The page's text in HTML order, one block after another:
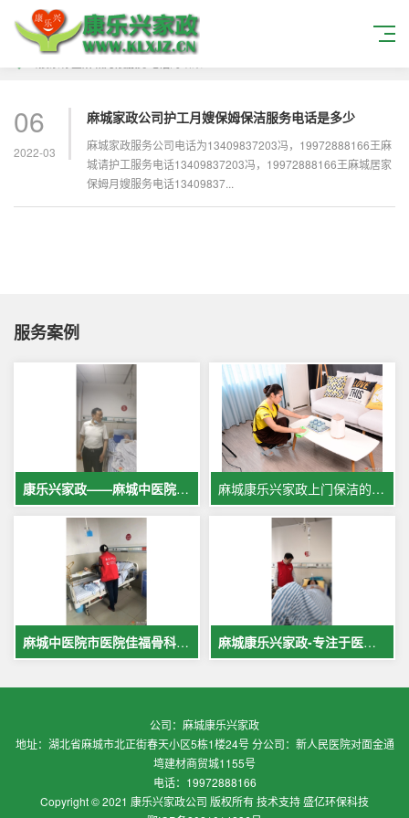
06
2022-03
麻城家政公司护工月嫂保姆保洁服务电话是多少
麻城家政服务公司电话为13409837203冯，19972888166王麻
城请护工服务电话13409837203冯，19972888166王麻城居家
保姆月嫂服务电话13409837...
服务案例
康乐兴家政——麻城中医院专业护工服务，让爱与专业同行 麻城康乐兴家政上门保洁的案例
麻城中医院市医院佳福骨科医院铁路医院护工案例展示 麻城康乐兴家政-专注于医院护理，致力于打造全麻城优质护工护理
公司：麻城康乐兴家政
地址：湖北省麻城市北正街春天小区5栋1楼24号 分公司：新人民医院对面金通
塆建材商贸城1155号
电话：19972888166
Copyright © 2021 康乐兴家政公司 版权所有 技术支持 盛亿环保科技